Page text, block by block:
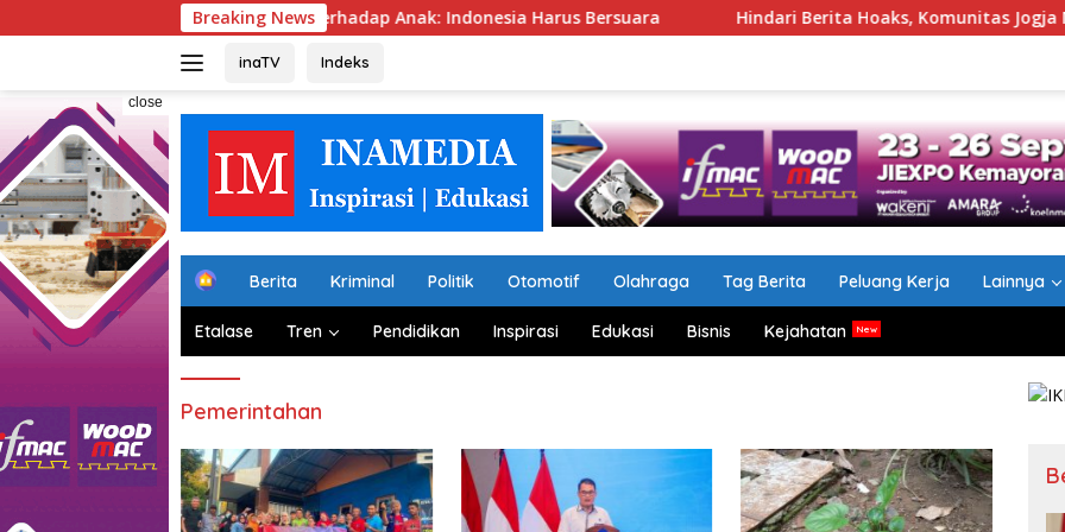
to
Breaking News
Kekerasan Terhadap Anak: Indonesia Harus Bersuara Hindari Berita Hoaks, Komunitas Jogja Menyapa Ajak
inaTV Indeks
close
H
m
e
Berita Kriminal Politik Otomotif Olahraga Tag Berita Peluang Kerja Lainnya
Etalase Tren Pendidikan Inspirasi Edukasi Bisnis Kejahatan
Pemerintahan